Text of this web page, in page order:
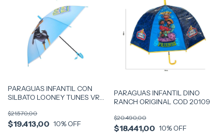
PARAGUAS INFANTIL CON
SILBATO LOONEY TUNES VR1
$19.413,00
$21.570,00
10% OFF
PARAGUAS INFANTIL DINO
RANCH ORIGINAL COD 20109
$18.441,00
$20.490,00
10% OFF